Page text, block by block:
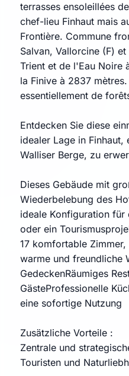
terrasses ensoleillées
chef-lieu Finhaut mais
Frontière. Commune
Salvan, Vallorcine (F)
Trient et de l'Eau Noire
la Finive à 2837
essentiellement de
Entdecken Sie diese
idealer Lage in
Walliser Berge, zu
Dieses Gebäude mit
Wiederbelebung des
ideale Konfiguration für
oder ein
17 komfortable
warme und freundliche
GedeckenRäumiges
GästeProfessionelle
eine sofortige Nutzung
Zusätzliche Vorteile :
Zentrale und
Touristen und